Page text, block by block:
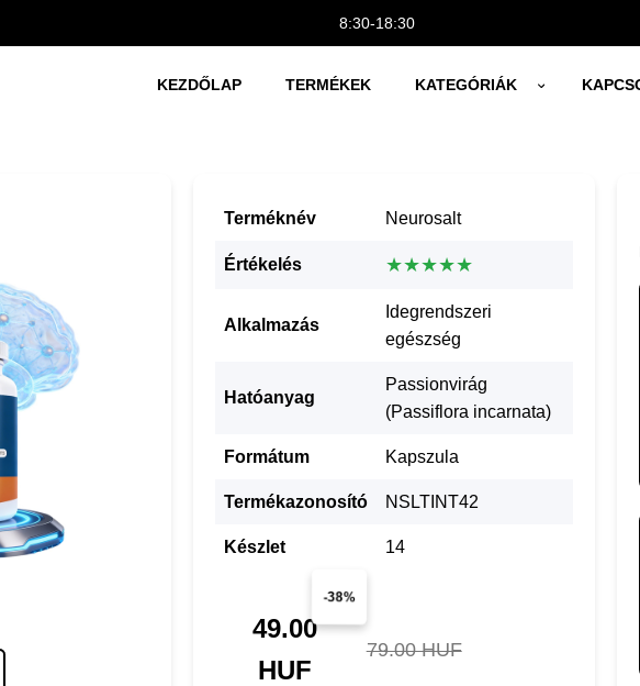
8:30-18:30
KEZDŐLAP TERMÉKEK KATEGÓRIÁK
Terméknév Neurosalt
Értékelés ★★★★★
Alkalmazás
Idegrendszeri
egészség
Hatóanyag
Passionvirág
(Passiflora incarnata)
Formátum Kapszula
Termékazonosító NSLTINT42
Készlet 14
-38%
49.00
HUF
79.00 HUF